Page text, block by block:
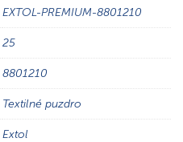
EXTOL-PREMIUM-8801210
25
8801210
Textilné puzdro
Extol